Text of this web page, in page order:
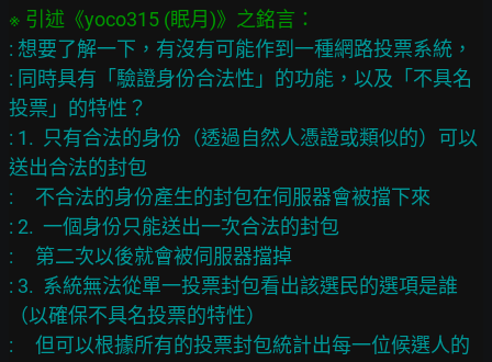
: 想要了解一下，有沒有可能作到一種網路投票系統，
: 同時具有「驗證身份合法性」的功能，以及「不具名
投票」的特性？
: 1.  只有合法的身份（透過自然人憑證或類似的）可以
送出合法的封包
:     不合法的身份產生的封包在伺服器會被擋下來
: 2.  一個身份只能送出一次合法的封包
:     第二次以後就會被伺服器擋掉
: 3.  系統無法從單一投票封包看出該選民的選項是誰
（以確保不具名投票的特性）
:     但可以根據所有的投票封包統計出每一位候選人的